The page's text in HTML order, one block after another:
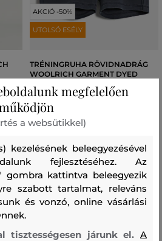
Ft
Ft
AKCIÓ -50%
UTOLSÓ ESÉLY
TRÉNINGRUHA RÖVIDNADRÁG
WOOLRICH GARMENT DYED
Elérhető méretek:
megfelelően
a websütikkel)
kezelésének beleegyezésével
fejlesztéséhez. Az
gombra kattintva beleegyezik
szabott tartalmat, releváns
és vonzó, online vásárlási
tisztességesen járunk el.A